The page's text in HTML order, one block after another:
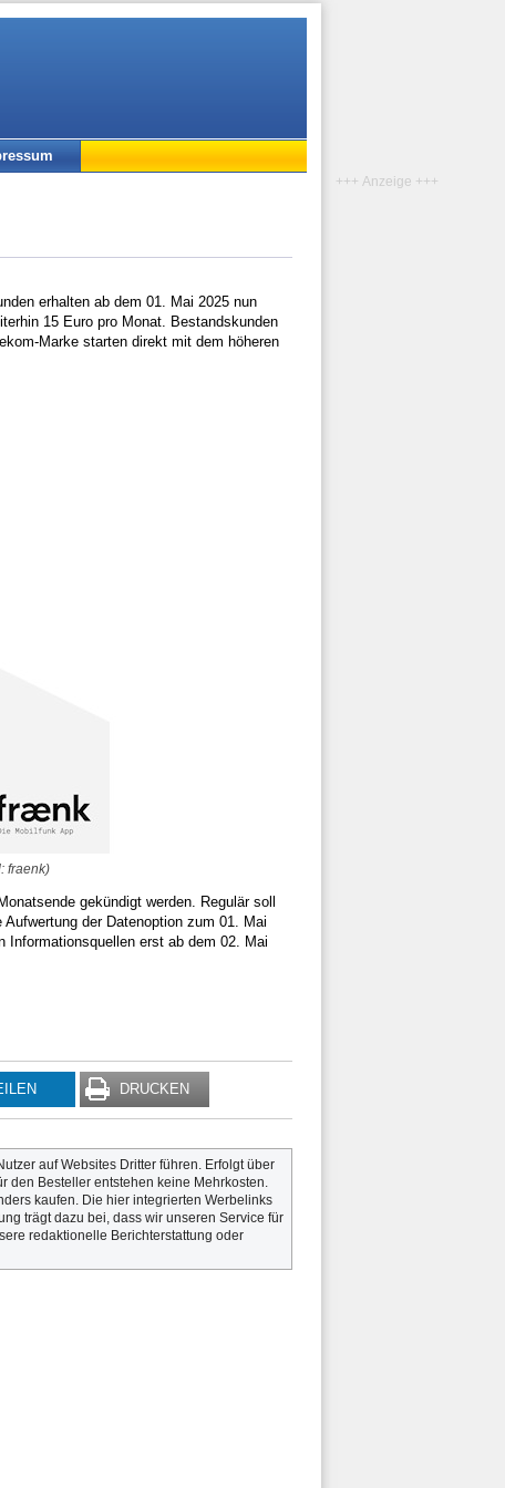
erhalten ab dem 01. Mai 2025 nun
15 Euro pro Monat. Bestandskunden
Marke starten direkt mit dem höheren
fraenk)
gekündigt werden. Regulär soll
der Datenoption zum 01. Mai
Informationsquellen erst ab dem 02. Mai
DRUCKEN
auf Websites Dritter führen. Erfolgt über
den Besteller entstehen keine Mehrkosten.
kaufen. Die hier integrierten Werbelinks
trägt dazu bei, dass wir unseren Service für
redaktionelle Berichterstattung oder
+++ Anzeige +++